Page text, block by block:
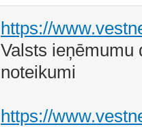
https://
Valsts ieņēmumu
noteikumi
https://